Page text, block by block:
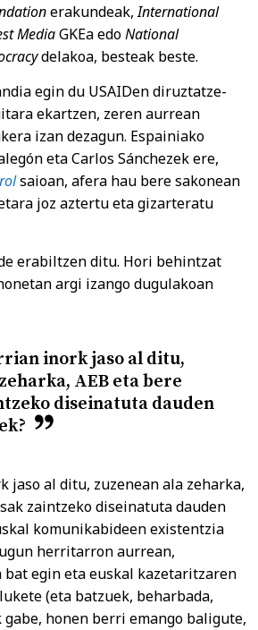
erakundeak,International
MediaGKEa edoNational
delakoa, besteak beste.
egin du USAIDen diruztatze-
ekartzen, zeren aurrean
izan dezagun. Espainiako
eta Carlos Sánchezek ere,
saioan, afera hau bere sakonean
joz aztertu eta gizarteratu
erabiltzen ditu. Hori behintzat
argi izango dugulakoan
inork jaso al ditu,
AEB eta bere
diseinatuta dauden
jaso al ditu, zuzenean ala zeharka,
zaintzeko diseinatuta dauden
komunikabideen existentzia
herritarron aurrean,
egin eta euskal kazetaritzaren
(eta batzuek, beharbada,
honen berri emango baligute,